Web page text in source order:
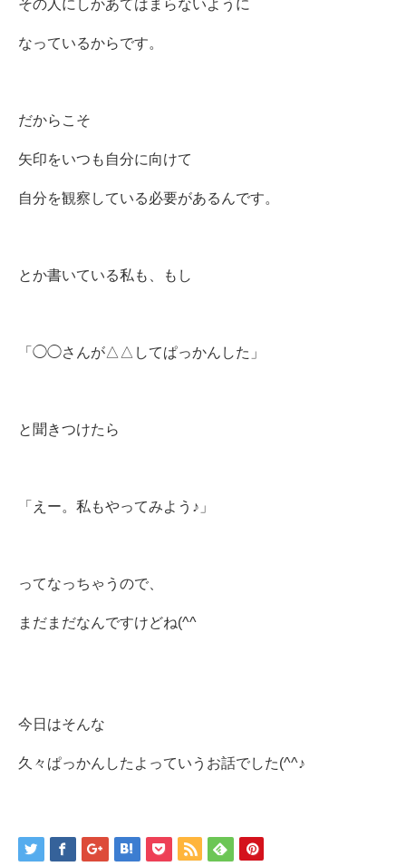
その人にしかあてはまらないように
なっているからです。
だからこそ
矢印をいつも自分に向けて
自分を観察している必要があるんです。
とか書いている私も、もし
「◯◯さんが△△してぱっかんした」
と聞きつけたら
「えー。私もやってみよう♪」
ってなっちゃうので、
まだまだなんですけどね(^^ゞ
今日はそんな
久々ぱっかんしたよっていうお話でした(^^♪